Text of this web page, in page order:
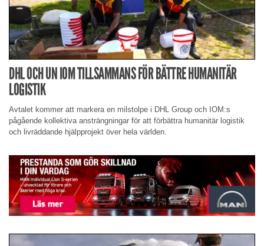
DHL OCH UN IOM TILLSAMMANS FÖR BÄTTRE HUMANITÄR
LOGISTIK
Avtalet kommer att markera en milstolpe i DHL Group och IOM:s
pågående kollektiva ansträngningar för att förbättra humanitär logistik
och livräddande hjälpprojekt över hela världen.